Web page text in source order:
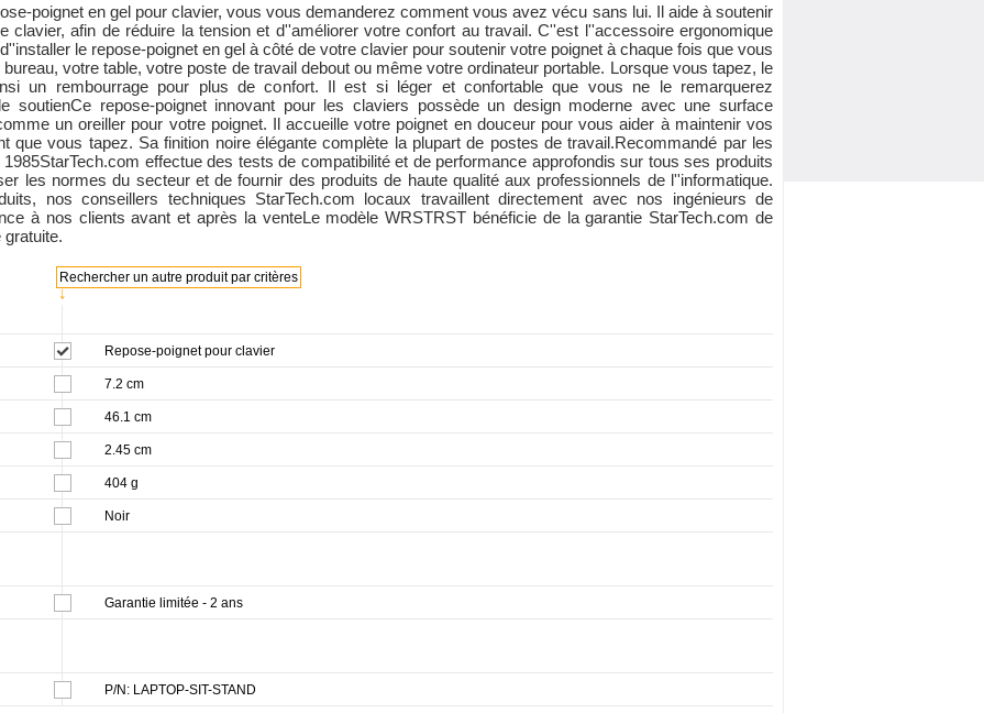
poignet en gel pour clavier, vous vous demanderez comment vous avez vécu sans lui. Il aide à soutenir
clavier, afin de réduire la tension et d''améliorer votre confort au travail. C''est l''accessoire ergonomique
le repose-poignet en gel à côté de votre clavier pour soutenir votre poignet à chaque fois que vous
votre table, votre poste de travail debout ou même votre ordinateur portable. Lorsque vous tapez, le
un rembourrage pour plus de confort. Il est si léger et confortable que vous ne le remarquerez
soutienCe repose-poignet innovant pour les claviers possède un design moderne avec une surface
un oreiller pour votre poignet. Il accueille votre poignet en douceur pour vous aider à maintenir vos
que vous tapez. Sa finition noire élégante complète la plupart de postes de travail.Recommandé par les
effectue des tests de compatibilité et de performance approfondis sur tous ses produits
les normes du secteur et de fournir des produits de haute qualité aux professionnels de l''informatique.
nos conseillers techniques StarTech.com locaux travaillent directement avec nos ingénieurs de
à nos clients avant et après la venteLe modèle WRSTRST bénéficie de la garantie StarTech.com de
↓
Rechercher un autre produit par critères
Repose-poignet pour clavier
7.2 cm
46.1 cm
2.45 cm
404 g
Noir
Garantie limitée - 2 ans
P/N: LAPTOP-SIT-STAND